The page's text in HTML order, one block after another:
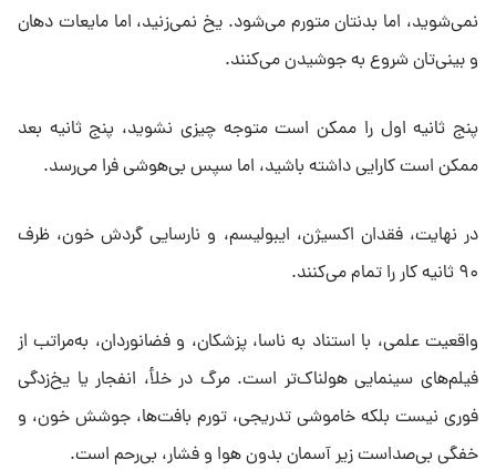
نمی‌شوید، اما بدنتان متورم می‌شود. یخ نمی‌زنید، اما مایعات دهان
و بینی‌تان شروع به جوشیدن می‌کنند.
پنج ثانیه اول را ممکن است متوجه چیزی نشوید، پنج ثانیه بعد
ممکن است کارایی داشته باشید، اما سپس بی‌هوشی فرا می‌رسد.
در نهایت، فقدان اکسیژن، ایبولیسم، و نارسایی گردش خون، ظرف
۹۰ ثانیه کار را تمام می‌کنند.
واقعیت علمی، با استناد به ناسا، پزشکان، و فضانوردان، به‌مراتب از
فیلم‌های سینمایی هولناک‌تر است. مرگ در خلأ، انفجار یا یخ‌زدگی
فوری نیست بلکه خاموشی تدریجی، تورم بافت‌ها، جوشش خون، و
خفگی بی‌صداست زیر آسمان بدون ‌هوا و فشار، بی‌رحم است.